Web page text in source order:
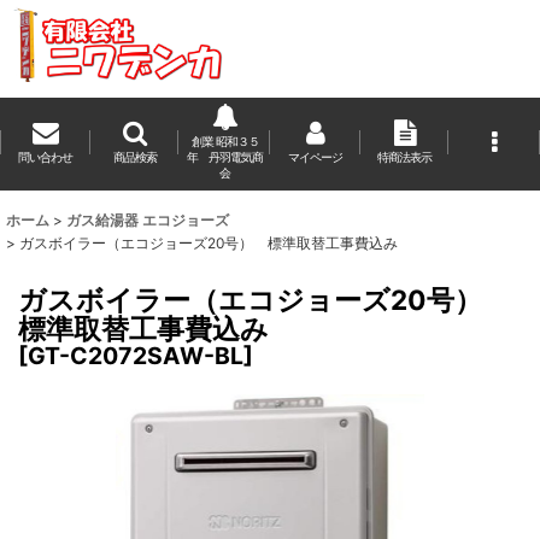
問い合わせ 商品検索
創業 昭和３５
年 丹羽電気商
会
マイページ 特商法表示
ホーム > ガス給湯器 エコジョーズ
> ガスボイラー（エコジョーズ20号） 標準取替工事費込み
ガスボイラー（エコジョーズ20号）
標準取替工事費込み
[GT-C2072SAW-BL]